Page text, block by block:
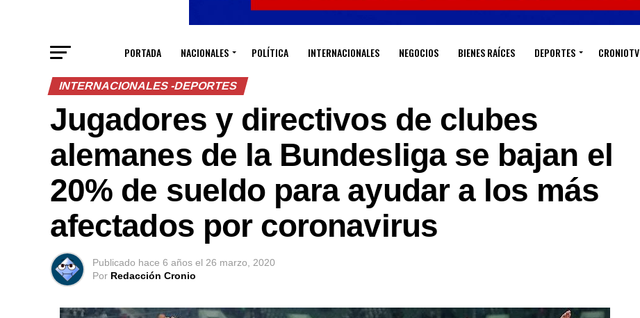
PORTADA NACIONALES POLÍTICA INTERNACIONALES NEGOCIOS BIENES RAÍCES DEPORTES CRONIOTV
INTERNACIONALES -DEPORTES
Jugadores y directivos de clubes
alemanes de la Bundesliga se bajan el
20% de sueldo para ayudar a los más
afectados por coronavirus
Publicado hace 6 años el 26 marzo, 2020
Por Redacción Cronio